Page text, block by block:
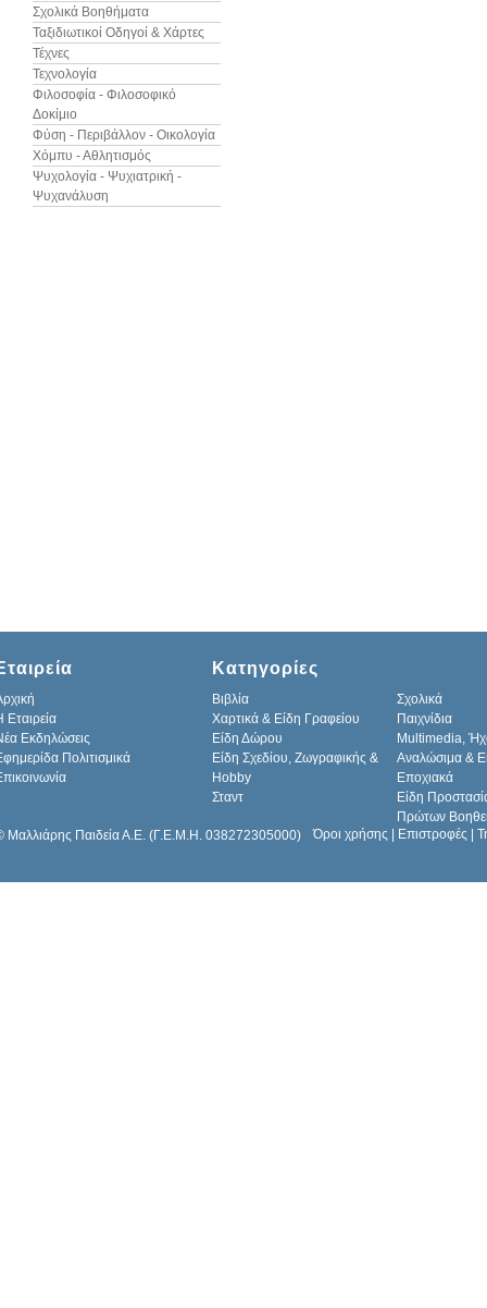
Σχολικά Βοηθήματα
Ταξιδιωτικοί Οδηγοί & Χάρτες
Τέχνες
Τεχνολογία
Φιλοσοφία - Φιλοσοφικό
Δοκίμιο
Φύση - Περιβάλλον - Οικολογία
Χόμπυ - Αθλητισμός
Ψυχολογία - Ψυχιατρική -
Ψυχανάλυση
Εταιρεία
Εκδηλώσεις
Πολιτισμικά
Κατηγορίες
Βιβλία
Σχολικά
Χαρτικά & Είδη Γραφείου
Παιχνίδια
Είδη Δώρου
Multimedia,
Είδη Σχεδίου, Ζωγραφικής &
Hobby
Αναλώσιμα &
Εποχιακά
Σταντ
Είδη
Πρώτων
Μαλλιάρης Παιδεία Α.Ε. (Γ.Ε.Μ.Η. 038272305000)
Όροι χρήσης Επιστροφές